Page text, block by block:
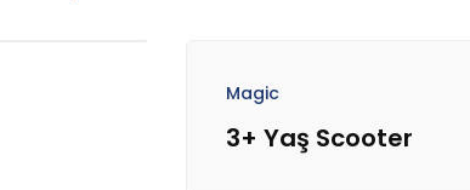
Magic
3+ Yaş Scooter